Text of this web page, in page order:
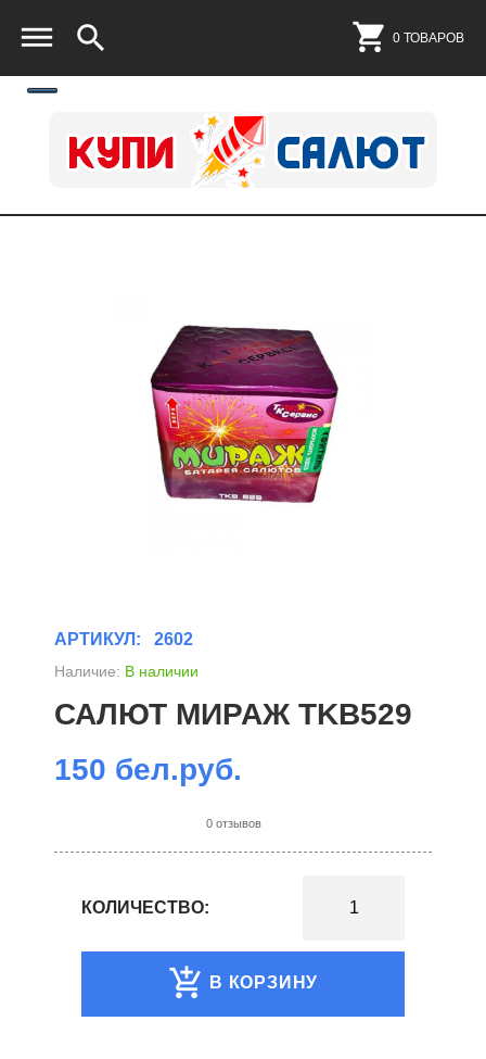
0 ТОВАРОВ
АРТИКУЛ: 2602
Наличие: В наличии
САЛЮТ МИРАЖ TKB529
150 бел.руб.
0 отзывов
КОЛИЧЕСТВО:
В КОРЗИНУ